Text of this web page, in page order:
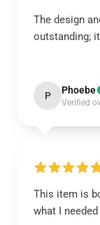
The design
outstanding;
P Phoebe
Verified
This item is
what I